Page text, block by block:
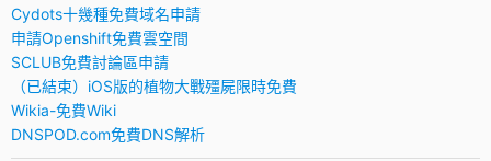
Cydots十幾種免費域名申請
申請Openshift免費雲空間
SCLUB免費討論區申請
（已結束）iOS版的植物大戰殭屍限時免費
Wikia-免費Wiki
DNSPOD.com免費DNS解析